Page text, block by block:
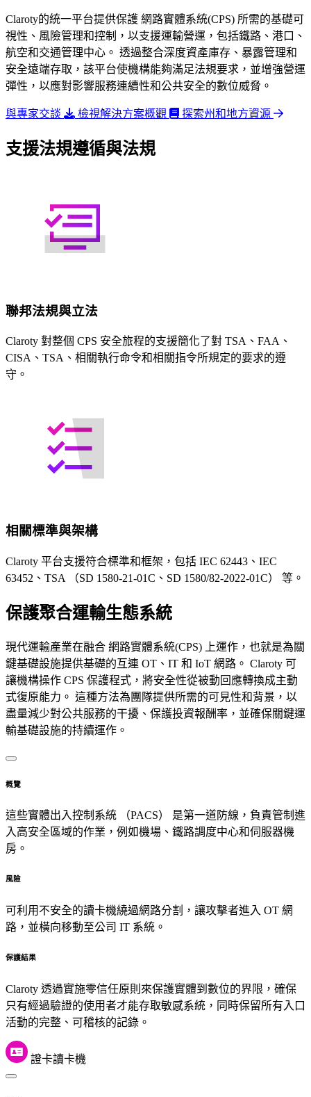
Claroty的統一平台提供保護 網路實體系統(CPS) 所需的基礎可
視性、風險管理和控制，以支援運輸營運，包括鐵路、港口、
航空和交通管理中心。 透過整合深度資產庫存、暴露管理和
安全遠端存取，該平台使機構能夠滿足法規要求，並增強營運
彈性，以應對影響服務連續性和公共安全的數位威脅。
與專家交談 檢視解決方案概觀 探索州和地方資源
支援法規遵循與法規
聯邦法規與立法
Claroty 對整個 CPS 安全旅程的支援簡化了對 TSA、FAA、
CISA、TSA、相關執行命令和相關指令所規定的要求的遵
守。
相關標準與架構
Claroty 平台支援符合標準和框架，包括 IEC 62443、IEC
63452、TSA （SD 1580-21-01C、SD 1580/82-2022-01C） 等。
保護聚合運輸生態系統
現代運輸產業在融合 網路實體系統(CPS) 上運作，也就是為關
鍵基礎設施提供基礎的互連 OT、IT 和 IoT 網路。 Claroty 可
讓機構操作 CPS 保護程式，將安全性從被動回應轉換成主動
式復原能力。 這種方法為團隊提供所需的可見性和背景，以
盡量減少對公共服務的干擾、保護投資報酬率，並確保關鍵運
輸基礎設施的持續運作。
概覽
這些實體出入控制系統 （PACS） 是第一道防線，負責管制進
入高安全區域的作業，例如機場、鐵路調度中心和伺服器機
房。
風險
可利用不安全的讀卡機繞過網路分割，讓攻擊者進入 OT 網
路，並橫向移動至公司 IT 系統。
保護結果
Claroty 透過實施零信任原則來保護實體到數位的界限，確保
只有經過驗證的使用者才能存取敏感系統，同時保留所有入口
活動的完整、可稽核的記錄。
證卡讀卡機